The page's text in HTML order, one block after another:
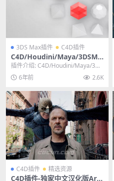
3DS Max插件 C4D插件
C4D/Houdini/Maya/3DSMA
X/GPU高级加速渲染器插件 R
edshift v3.0.16 Win无水印破
解版
插件介绍: C4D/Houdini/Maya/3DS
MAX/高级GPU加速渲染器...
6年前 2.6K
C4D插件 精选资源
C4D插件-独家中文汉化版Arn